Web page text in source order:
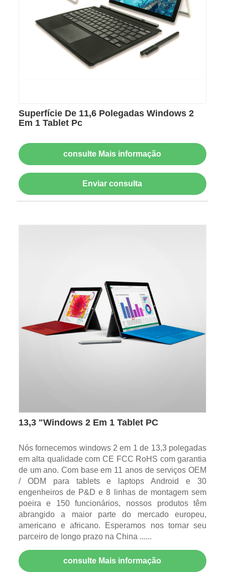
Superfície De 11,6 Polegadas Windows 2
Em 1 Tablet Pc
consulte Mais informação
Enviar consulta
13,3 "Windows 2 Em 1 Tablet PC
Nós fornecemos windows 2 em 1 de 13,3 polegadas
em alta qualidade com CE FCC RoHS com garantia
de um ano. Com base em 11 anos de serviços OEM
/ ODM para tablets e laptops Android e 30
engenheiros de P&D e 8 linhas de montagem sem
poeira e 150 funcionários, nossos produtos têm
abrangido a maior parte do mercado europeu,
americano e africano. Esperamos nos tornar seu
parceiro de longo prazo na China ......
consulte Mais informação